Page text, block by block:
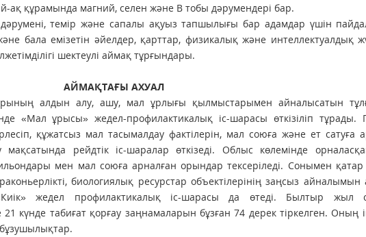
ақ құрамында магний, селен және B тобы дәрумендері бар.
дәрумені, темір және сапалы ақуыз тапшылығы бар адамдар үшін
бала емізетін әйелдер, қарттар, физикалық және интеллектуалдық
шектеулі аймақ тұрғындары.
АЙМАҚТАҒЫ АХУАЛ
алдын алу, ашу, мал ұрлығы қылмыстарымен айналысатын
«Мал ұрысы» жедел-профилактикалық іс-шарасы өткізіліп тұрады.
құжатсыз мал тасымалдау фактілерін, мал союға және ет сатуға
рейдтік іс-шаралар өткізеді. Облыс көлемінде
мен мал союға арналған орындар тексеріледі. Сонымен қатар
биологиялық ресурстар объектілерінің заңсыз айналымын
жедел профилактикалық іс-шарасы да өтеді. Былтыр жыл
күнде табиғат қорғау заңнамаларын бұзған 74 дерек тіркелген. Оның